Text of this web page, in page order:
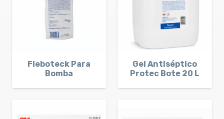
Fleboteck Para
Bomba
Gel Antiséptico
Protec Bote 20 L